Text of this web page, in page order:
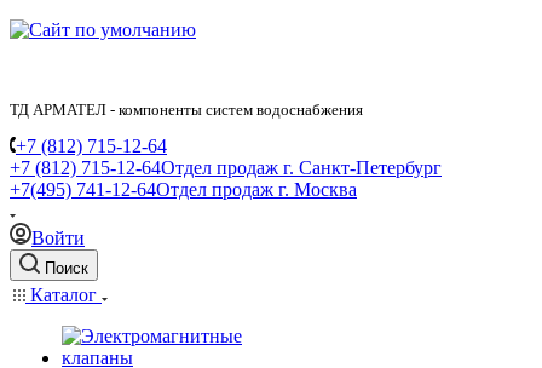
ТД АРМАТЕЛ - компоненты систем водоснабжения
+7 (812) 715-12-64
+7 (812) 715-12-64Отдел продаж г. Санкт-Петербург
+7(495) 741-12-64Отдел продаж г. Москва
Войти
Поиск
Каталог